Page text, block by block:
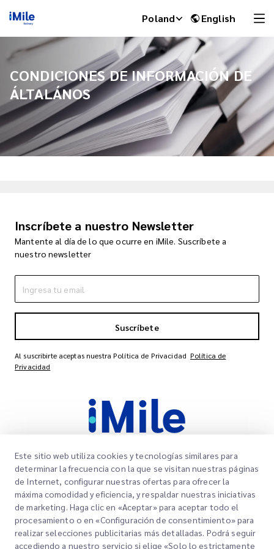
Poland English
CONDICIONES DE INFORMACIÓN DE
ÁLTALÁNOS
Inscríbete a nuestro Newsletter
Mantente al día de lo que ocurre en iMile. Suscríbete a
nuestro newsletter
Suscríbete
Al suscribirte aceptas nuestra Política de Privacidad Política de
Privacidad
Links Rápidos
Oficinas
Solicitar una cotización
Corporativo
Sobre nosotros
Nuestros Servicios
Este sitio web utiliza cookies y tecnologías similares para
determinar la frecuencia con la que se visitan nuestras páginas
de Internet, configurar nuestras ofertas para ofrecer la
máxima comodidad y eficiencia, y respaldar nuestras iniciativas
de marketing. Haga clic en «Aceptar» para aceptar todo el
procesamiento o en «Configuración de consentimiento» para
realizar selecciones publicitarias más detalladas. Podrá seguir
accediendo a nuestro servicio si elige «Solo lo estrictamente